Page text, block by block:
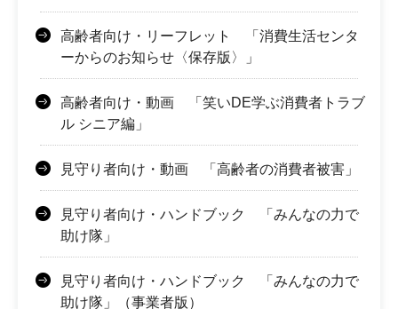
高齢者向け・リーフレット 「消費生活センタ
ーからのお知らせ〈保存版〉」
高齢者向け・動画 「笑いDE学ぶ消費者トラブ
ル シニア編」
見守り者向け・動画 「高齢者の消費者被害」
見守り者向け・ハンドブック 「みんなの力で
助け隊」
見守り者向け・ハンドブック 「みんなの力で
助け隊」（事業者版）